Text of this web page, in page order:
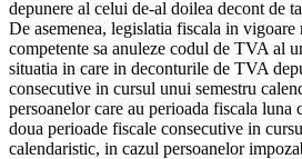
depunere al celui de-al doilea decont de
De asemenea, legislatia fiscala in
competente sa anuleze codul de TVA al
situatia in care in deconturile de TVA
consecutive in cursul unui semestru
persoanelor care au perioada fiscala luna
doua perioade fiscale consecutive in
calendaristic, in cazul persoanelor